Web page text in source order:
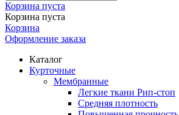
Корзина пуста
Корзина пуста
Корзина
Оформление заказа
Каталог
Курточные
Мембранные
Легкие ткани Рип-стоп
Средняя плотность